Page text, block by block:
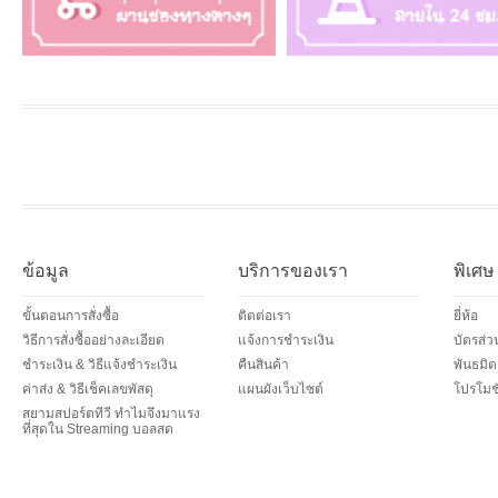
ข้อมูล
ขั้นตอนการสั่งซื้อ
วิธีการสั่งซื้ออย่างละเอียด
ชำระเงิน & วิธีแจ้งชำระเงิน
ค่าส่ง & วิธีเช็คเลขพัสดุ
สยามสปอร์ตทีวี ทำไมจึงมาแรง
ที่สุดใน Streaming บอลสด
บริการของเรา
ติดต่อเรา
แจ้งการชำระเงิน
คืนสินค้า
แผนผังเว็บไซต์
พิเศษ
ยี่ห้อ
บัตรส่ว
พันธมิต
โปรโม